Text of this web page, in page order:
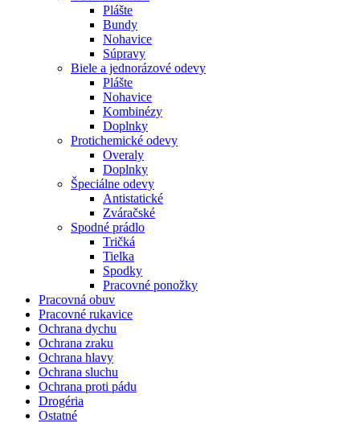
Plášte
Bundy
Nohavice
Súpravy
Biele a jednorázové odevy
Plášte
Nohavice
Kombinézy
Doplnky
Protichemické odevy
Overaly
Doplnky
Špeciálne odevy
Antistatické
Zváračské
Spodné prádlo
Tričká
Tielka
Spodky
Pracovné ponožky
Pracovná obuv
Pracovné rukavice
Ochrana dychu
Ochrana zraku
Ochrana hlavy
Ochrana sluchu
Ochrana proti pádu
Drogéria
Ostatné